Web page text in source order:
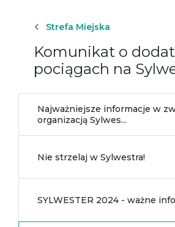
Strefa Miejska
Komunikat o
pociągach na
Najważniejsze informacje w
organizacją Sylwes...
Nie strzelaj w Sylwestra!
SYLWESTER 2024 - ważne